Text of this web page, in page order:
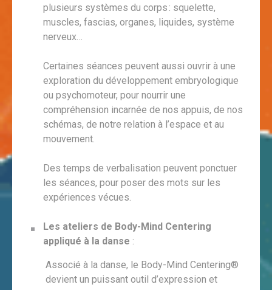
plusieurs systèmes du corps : squelette,
muscles, fascias, organes, liquides, système
nerveux…
Certaines séances peuvent aussi ouvrir à une
exploration du développement embryologique
ou psychomoteur, pour nourrir une
compréhension incarnée de nos appuis, de nos
schémas, de notre relation à l’espace et au
mouvement.
Des temps de verbalisation peuvent ponctuer
les séances, pour poser des mots sur les
expériences vécues.
Les ateliers de Body-Mind Centering
appliqué à la danse :
Associé à la danse, le Body-Mind Centering®
devient un puissant outil d’expression et